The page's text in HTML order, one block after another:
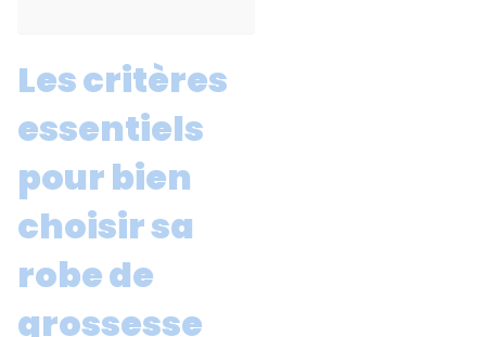
Les critères
essentiels
pour bien
choisir sa
robe de
grossesse